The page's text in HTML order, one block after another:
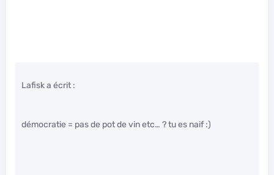
Lafisk a écrit :
démocratie = pas de pot de vin etc… ? tu es naif :)